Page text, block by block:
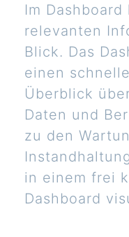
Im
relevanten
Blick. Das
einen
Überblick
Daten und
zu den
in einem frei
Dashboard